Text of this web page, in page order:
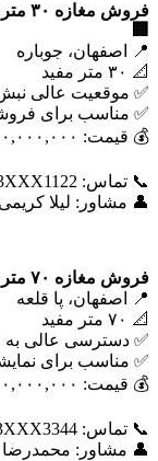
فروش مغازه ۳۰
🏢
📍 اصفهان، جوباره
📐 ۳۰ متر مفید
✅ موقعیت عالی نبش
✅ مناسب برای
💰 قیمت: ۲,۵۰۰,۰۰۰,۰۰۰ تومان
📞 تماس: 0913XXX1122
👤 مشاور: لیلا
فروش مغازه ۷۰
📍 اصفهان، پا قلعه
📐 ۷۰ متر مفید
✅ دسترسی عالی به
✅ مناسب برای
💰 قیمت: ۱۲,۵۰۰,۰۰۰,۰۰۰ تومان
📞 تماس: 0913XXX3344
👤 مشاور: